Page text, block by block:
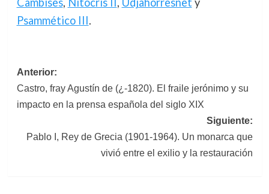
Psammético III.
Navegación
de
entradas
Anterior:
Castro, fray Agustín de (¿-1820). El fraile jerónimo y su
impacto en la prensa española del siglo XIX
Siguiente:
Pablo I, Rey de Grecia (1901-1964). Un monarca que
vivió entre el exilio y la restauración